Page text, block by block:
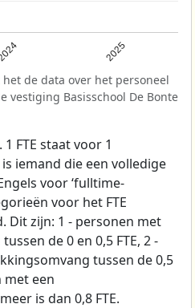
2025
de data over het personeel
vestiging Basisschool De Bonte
FTE staat voor 1
iemand die een volledige
voor ‘fulltime-
voor het FTE
Dit zijn: 1 - personen met
de 0 en 0,5 FTE, 2 -
tussen de 0,5
met een
is dan 0,8 FTE.